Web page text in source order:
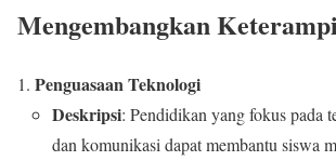
Mengembangkan
Penguasaan Teknologi
Deskripsi: Pendidikan yang fokus pada
dan komunikasi dapat membantu siswa